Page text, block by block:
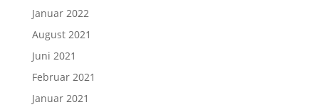
Januar 2022
August 2021
Juni 2021
Februar 2021
Januar 2021